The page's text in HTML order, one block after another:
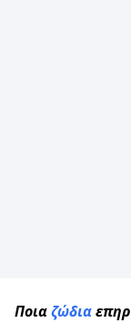
Ποιαζώδια